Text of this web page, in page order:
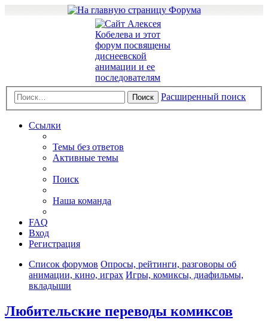
Поиск Расширенный поиск
Ссылки
Темы без ответов
Активные темы
Поиск
Наша команда
FAQ
Вход
Регистрация
Список форумов Опросы, рейтинги, разговоры об
анимации, кино, играх Игры, комиксы, диафильмы,
вкладыши
Любительские переводы комиксов